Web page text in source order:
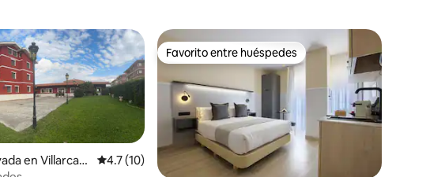
en Villarcay
Calificación promedio: 4.7 de 5, 10 reseñas
4.7 (10)
Favorito entre huéspedes
Favorito entre huéspedes